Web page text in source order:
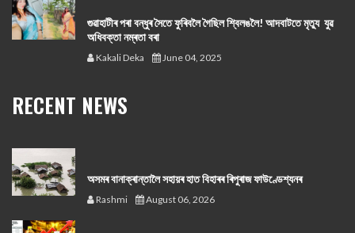
গুৱাহাটীৰ পৰা বন্ধুৰ সৈতে ফুৰিবলৈ গৈছিল শ্বিলঙলৈ! আদবাটতে মৃত্যু যুৱ
অধিবক্তা নম্ৰতা বৰা
Kakali Deka June 04, 2025
RECENT NEWS
অসমৰ বানাক্ৰান্তালৈ সহায়ৰ হাত বিহাৰৰ ৰিপুৰাজ ফাউণ্ডেশ্যনৰ
Rashmi August 06, 2026